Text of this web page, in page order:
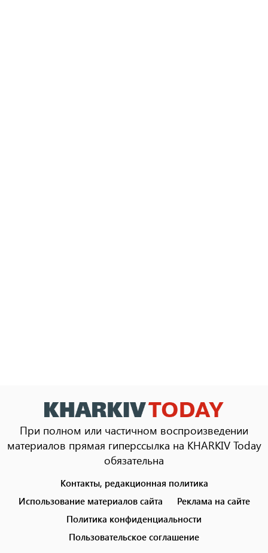
При полном или частичном воспроизведении
материалов прямая гиперссылка на KHARKIV Today
обязательна
menu
Контакты, редакционная политика
Использование материалов сайта
Реклама на сайте
Политика конфиденциальности
Пользовательское соглашение